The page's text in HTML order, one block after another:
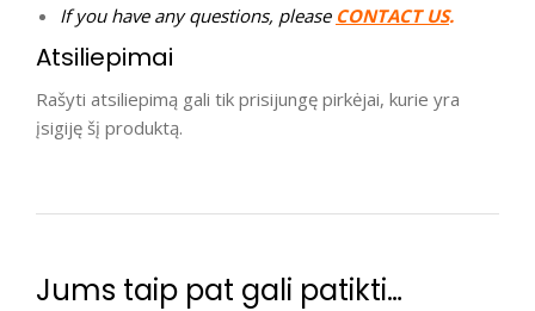
If you have any questions, please CONTACT US.
Atsiliepimai
Rašyti atsiliepimą gali tik prisijungę pirkėjai, kurie yra
įsigiję šį produktą.
Jums taip pat gali patikti…